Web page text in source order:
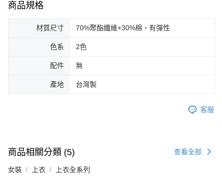
商品規格
材質尺寸 70%聚酯纖維+30%棉，有彈性
色系 2色
配件 無
產地 台灣製
客服
商品相關分類 (5) 查看全部
女裝 上衣 上衣全系列